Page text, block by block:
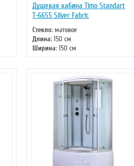
Душевая кабина Timo Standart
Т-6655 Silver Fabric
Стекло: матовое
Длина: 150 см
Ширина: 150 см
Высота: 220 см
Форма: четверть круга
: раздвижные